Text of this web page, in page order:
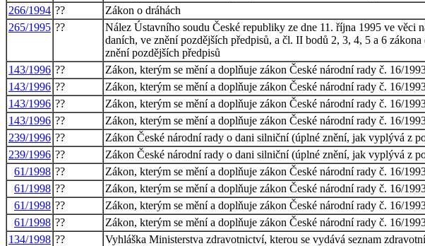
266/1994 ??
Zákon o dráhách
265/1995 ??
Nález Ústavního soudu České republiky ze dne 11. října 1995 ve věci
daních, ve znění pozdějších předpisů, a čl. II bodů 2, 3, 4, 5 a 6
znění pozdějších předpisů
143/1996 ??
Zákon, kterým se mění a doplňuje zákon České národní rady č. 16/
143/1996 ??
Zákon, kterým se mění a doplňuje zákon České národní rady č. 16/
143/1996 ??
Zákon, kterým se mění a doplňuje zákon České národní rady č. 16/
143/1996 ??
Zákon, kterým se mění a doplňuje zákon České národní rady č. 16/
239/1996 ??
Zákon České národní rady o dani silniční (úplné znění, jak vyplývá z
239/1996 ??
Zákon České národní rady o dani silniční (úplné znění, jak vyplývá z
61/1998 ??
Zákon, kterým se mění a doplňuje zákon České národní rady č. 16/
61/1998 ??
Zákon, kterým se mění a doplňuje zákon České národní rady č. 16/
61/1998 ??
Zákon, kterým se mění a doplňuje zákon České národní rady č. 16/
61/1998 ??
Zákon, kterým se mění a doplňuje zákon České národní rady č. 16/
134/1998 ??
Vyhláška Ministerstva zdravotnictví, kterou se vydává seznam